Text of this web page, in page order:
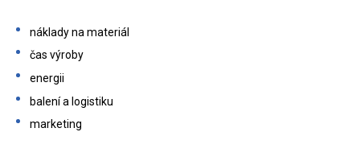
náklady na materiál
čas výroby
energii
balení a logistiku
marketing